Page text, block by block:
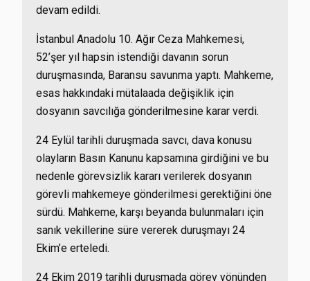
devam edildi.
İstanbul Anadolu 10. Ağır Ceza Mahkemesi,
52’şer yıl hapsin istendiği davanın sorun
duruşmasında, Baransu savunma yaptı. Mahkeme,
esas hakkındaki mütalaada değişiklik için
dosyanın savcılığa gönderilmesine karar verdi.
24 Eylül tarihli duruşmada savcı, dava konusu
olayların Basın Kanunu kapsamına girdiğini ve bu
nedenle görevsizlik kararı verilerek dosyanın
görevli mahkemeye gönderilmesi gerektiğini öne
sürdü. Mahkeme, karşı beyanda bulunmaları için
sanık vekillerine süre vererek duruşmayı 24
Ekim’e erteledi.
24 Ekim 2019 tarihli duruşmada görev yönünden